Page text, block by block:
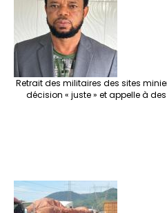
Retrait des militaires des sites
décision « juste » et appelle à